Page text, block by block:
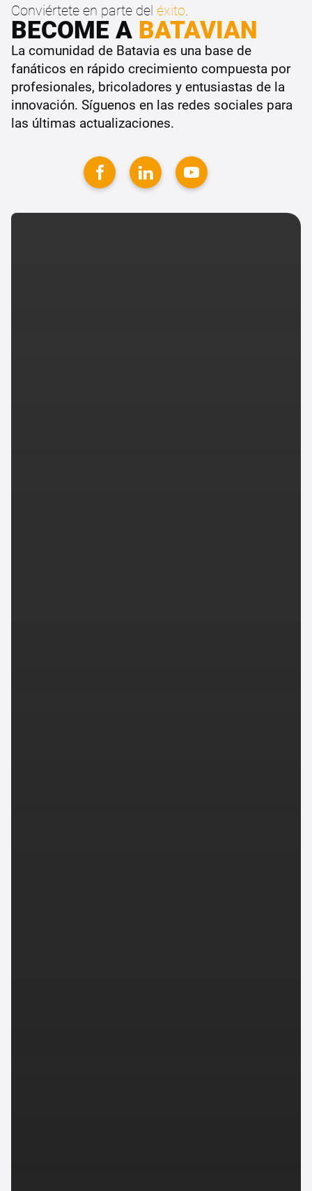
Conviértete en parte del éxito
BECOME A BATAVIAN
La comunidad de Batavia es una base de
fanáticos en rápido crecimiento compuesta por
profesionales, bricoladores y entusiastas de la
innovación. Síguenos en las redes sociales para
las últimas actualizaciones.